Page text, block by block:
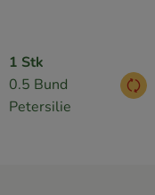
1 Stk
0.5 Bund
Petersilie